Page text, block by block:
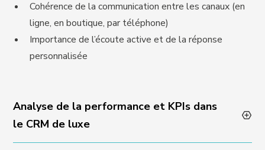
Cohérence de la communication entre les canaux (en
ligne, en boutique, par téléphone)
Importance de l’écoute active et de la réponse
personnalisée
Analyse de la performance et KPIs dans
le CRM de luxe